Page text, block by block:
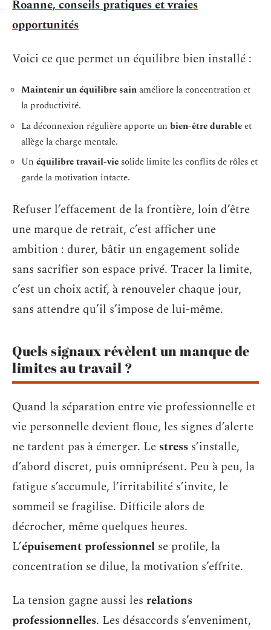
Roanne, conseils pratiques et vraies
opportunités
Voici ce que permet un équilibre bien installé :
Maintenir un équilibre sainaméliore la concentration et
la productivité.
La déconnexion régulière apporte un bien-être durableet
allège la charge mentale.
Un équilibre travail-vie solide limite les conflits de rôles et
garde la motivation intacte.
Refuser l’effacement de la frontière, loin d’être
une marque de retrait, c’est afficher une
ambition : durer, bâtir un engagement solide
sans sacrifier son espace privé. Tracer la limite,
c’est un choix actif, à renouveler chaque jour,
sans attendre qu’il s’impose de lui-même.
Quels signaux révèlent un manque de
limites au travail ?
Quand la séparation entre vie professionnelle et
vie personnelle devient floue, les signes d’alerte
ne tardent pas à émerger. Le stress s’installe,
d’abord discret, puis omniprésent. Peu à peu, la
fatigue s’accumule, l’irritabilité s’invite, le
sommeil se fragilise. Difficile alors de
décrocher, même quelques heures.
L’épuisement professionnel se profile, la
concentration se dilue, la motivation s’effrite.
La tension gagne aussi les relations
professionnelles. Les désaccords s’enveniment,